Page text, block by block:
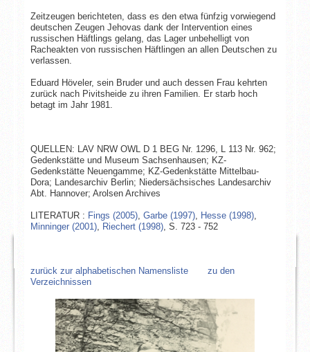
Zeitzeugen berichteten, dass es den etwa fünfzig vorwiegend
deutschen Zeugen Jehovas dank der Intervention eines
russischen Häftlings gelang, das Lager unbehelligt von
Racheakten von russischen Häftlingen an allen Deutschen zu
verlassen.
Eduard Höveler, sein Bruder und auch dessen Frau kehrten
zurück nach Pivitsheide zu ihren Familien. Er starb hoch
betagt im Jahr 1981.
QUELLEN: LAV NRW OWL D 1 BEG Nr. 1296, L 113 Nr. 962;
Gedenkstätte und Museum Sachsenhausen; KZ-
Gedenkstätte Neuengamme; KZ-Gedenkstätte Mittelbau-
Dora; Landesarchiv Berlin; Niedersächsisches Landesarchiv
Abt. Hannover; Arolsen Archives
LITERATUR : Fings (2005), Garbe (1997), Hesse (1998),
Minninger (2001), Riechert (1998), S. 723 - 752
zurück zur alphabetischen Namensliste
zu den
Verzeichnissen